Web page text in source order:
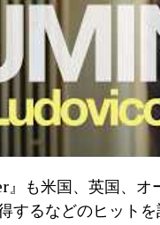
』も米国、英国、
するなどのヒットを